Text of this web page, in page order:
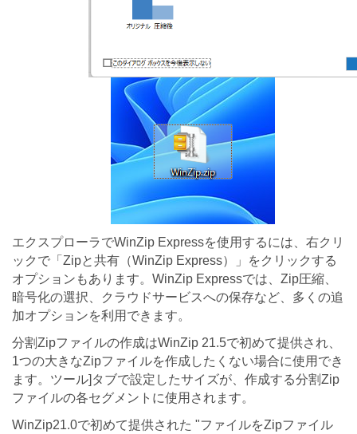
エクスプローラでWinZip Expressを使用するには、右クリ
ックで「Zipと共有（WinZip Express）」をクリックする
オプションもあります。WinZip Expressでは、Zip圧縮、
暗号化の選択、クラウドサービスへの保存など、多くの追
加オプションを利用できます。
分割Zipファイルの作成はWinZip 21.5で初めて提供され、
1つの大きなZipファイルを作成したくない場合に使用でき
ます。ツール]タブで設定したサイズが、作成する分割Zip
ファイルの各セグメントに使用されます。
WinZip21.0で初めて提供された "ファイルをZipファイル